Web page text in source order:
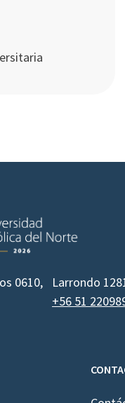
0610,
Larrondo
+56 51